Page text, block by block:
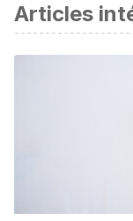
Articles